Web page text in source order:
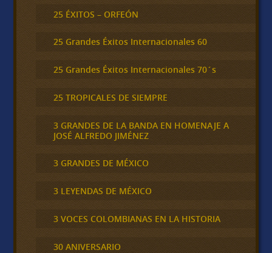
25 ÉXITOS – ORFEÓN
25 Grandes Éxitos Internacionales 60
25 Grandes Éxitos Internacionales 70´s
25 TROPICALES DE SIEMPRE
3 GRANDES DE LA BANDA EN HOMENAJE A
JOSÉ ALFREDO JIMÉNEZ
3 GRANDES DE MÉXICO
3 LEYENDAS DE MÉXICO
3 VOCES COLOMBIANAS EN LA HISTORIA
30 ANIVERSARIO